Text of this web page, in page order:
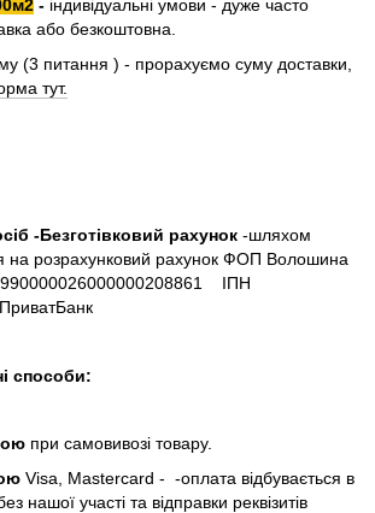
- індивідуальні умови - дуже часто
або безкоштовна.
(3 питання ) - прорахуємо суму доставки,
тут.
-Безготівковий рахунок -шляхом
на розрахунковий рахунок ФОП Волошина
ІПН
способи:
при самовивозі товару.
Visa, Mastercard - -оплата відбувається в
нашої участі та відправки реквізитів